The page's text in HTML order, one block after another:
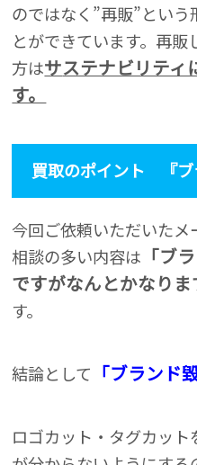
のではなく”再販”とい
とができています。再
方はサステナビリティ
す。
買取のポイント 『ブ
今回ご依頼いただいた
相談の多い内容は 「ブ
ですがなんとかなりま
す。
結論として 「ブランド
ロゴカット・タグカッ